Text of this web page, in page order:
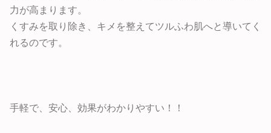
力が高まります。
くすみを取り除き、キメを整えてツルふわ肌へと導いてく
れるのです。
手軽で、安心、効果がわかりやすい！！